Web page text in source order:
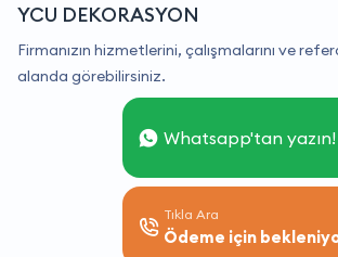
YCU DEKORASYON
Firmanızın hizmetlerini, çalışmalarını ve
alanda görebilirsiniz.
Whatsapp'tan yazın!
Tıkla Ara
Ödeme için